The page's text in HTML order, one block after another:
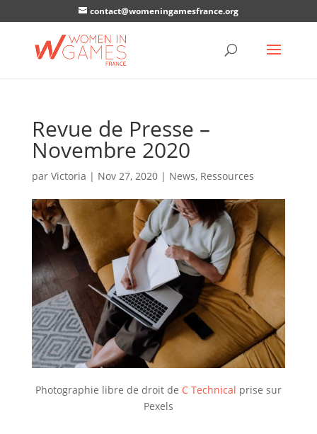
contact@womeningamesfrance.org
Revue de Presse –
Novembre 2020
par Victoria | Nov 27, 2020| News, Ressources
Photographie libre de droit de C Technical prise sur
Pexels